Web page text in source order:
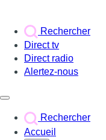
Rechercher
Direct tv
Direct radio
Alertez-nous
Rechercher
Accueil